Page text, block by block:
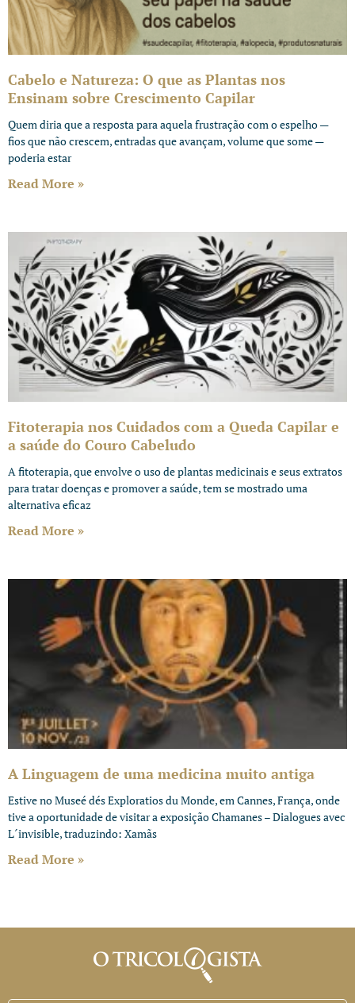
Cabelo e Natureza: O que as Plantas nos
Ensinam sobre Crescimento Capilar
Quem diria que a resposta para aquela frustração com o espelho —
fios que não crescem, entradas que avançam, volume que some —
poderia estar
Read More »
Fitoterapia nos Cuidados com a Queda Capilar e
a saúde do Couro Cabeludo
A fitoterapia, que envolve o uso de plantas medicinais e seus extratos
para tratar doenças e promover a saúde, tem se mostrado uma
alternativa eficaz
Read More »
A Linguagem de uma medicina muito antiga
Estive no Museé dés Exploratios du Monde, em Cannes, França, onde
tive a oportunidade de visitar a exposição Chamanes – Dialogues avec
L´invisible, traduzindo: Xamãs
Read More »